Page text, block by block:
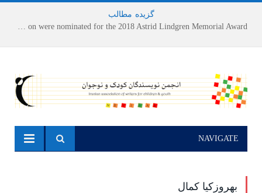
گزیده مطالب
NAVIGATE
بهروزکیا کمال